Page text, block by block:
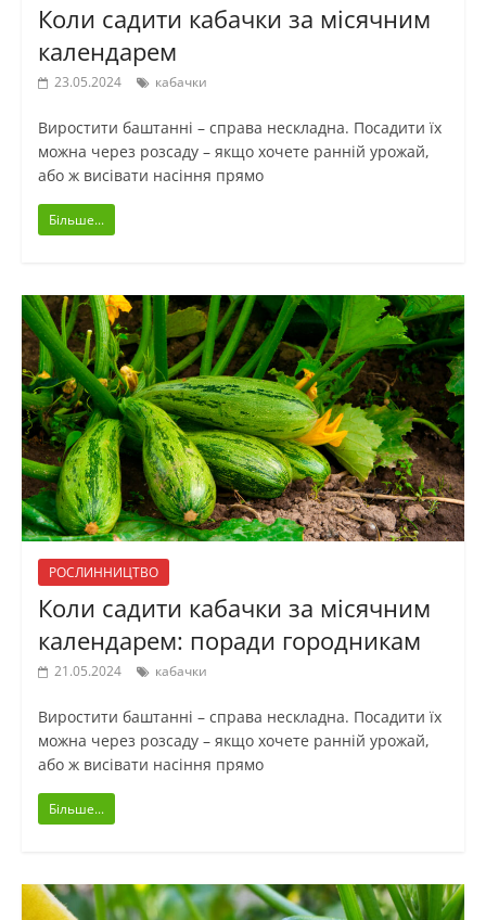
Коли садити кабачки за місячним
календарем
23.05.2024 кабачки
Виростити баштанні – справа нескладна. Посадити їх
можна через розсаду – якщо хочете ранній урожай,
або ж висівати насіння прямо
Більше...
РОСЛИННИЦТВО
Коли садити кабачки за місячним
календарем: поради городникам
21.05.2024 кабачки
Виростити баштанні – справа нескладна. Посадити їх
можна через розсаду – якщо хочете ранній урожай,
або ж висівати насіння прямо
Більше...